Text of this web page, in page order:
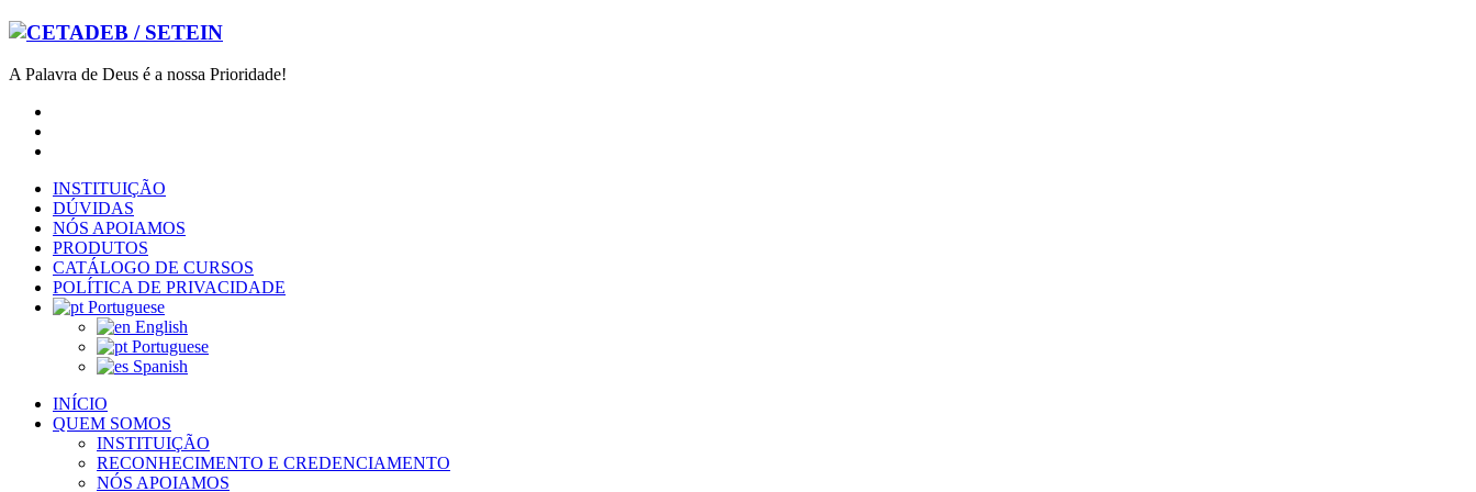
A Palavra de Deus é a nossa Prioridade!
INSTITUIÇÃO
DÚVIDAS
NÓS APOIAMOS
PRODUTOS
CATÁLOGO DE CURSOS
POLÍTICA DE PRIVACIDADE
Portuguese
English
Portuguese
Spanish
INÍCIO
QUEM SOMOS
INSTITUIÇÃO
RECONHECIMENTO E CREDENCIAMENTO
NÓS APOIAMOS